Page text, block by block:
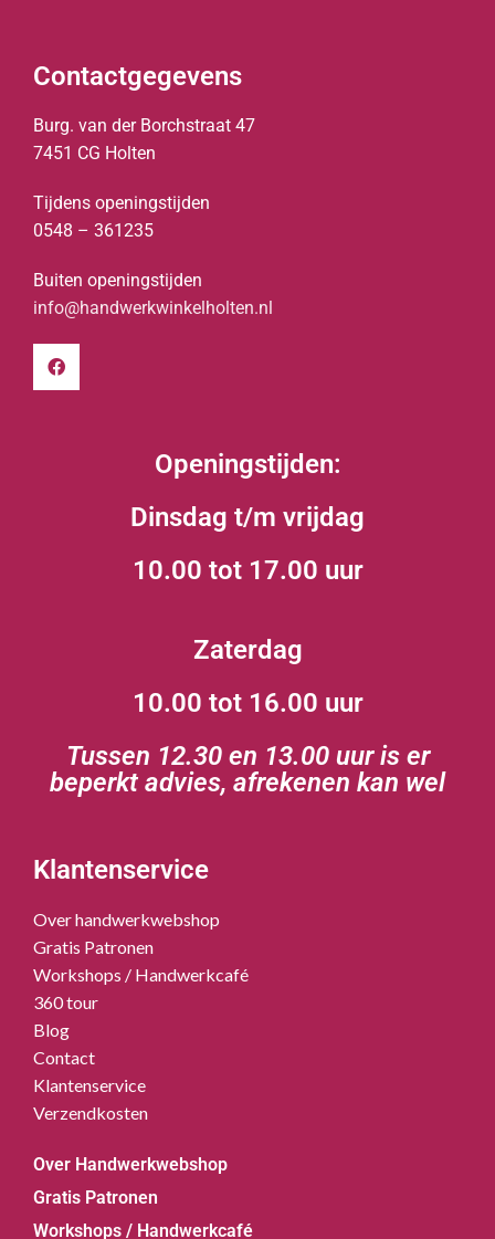
Contactgegevens
Burg. van der Borchstraat 47
7451 CG Holten
Tijdens openingstijden
0548 – 361235
Buiten openingstijden
info@handwerkwinkelholten.nl
Openingstijden:
Dinsdag t/m vrijdag
10.00 tot 17.00 uur
Zaterdag
10.00 tot 16.00 uur
Tussen 12.30 en 13.00 uur is er
beperkt advies, afrekenen kan wel
Klantenservice
Over handwerkwebshop
Gratis Patronen
Workshops / Handwerkcafé
360 tour
Blog
Contact
Klantenservice
Verzendkosten
Over Handwerkwebshop
Gratis Patronen
Workshops / Handwerkcafé